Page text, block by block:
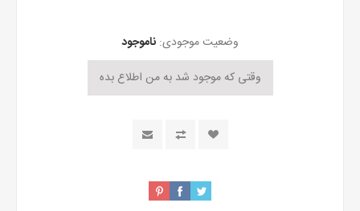
وضعیت موجودی: ناموجود